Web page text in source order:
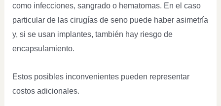
como infecciones, sangrado o hematomas. En el caso
particular de las cirugías de seno puede haber asimetría
y, si se usan implantes, también hay riesgo de
encapsulamiento.
Estos posibles inconvenientes pueden representar
costos adicionales.